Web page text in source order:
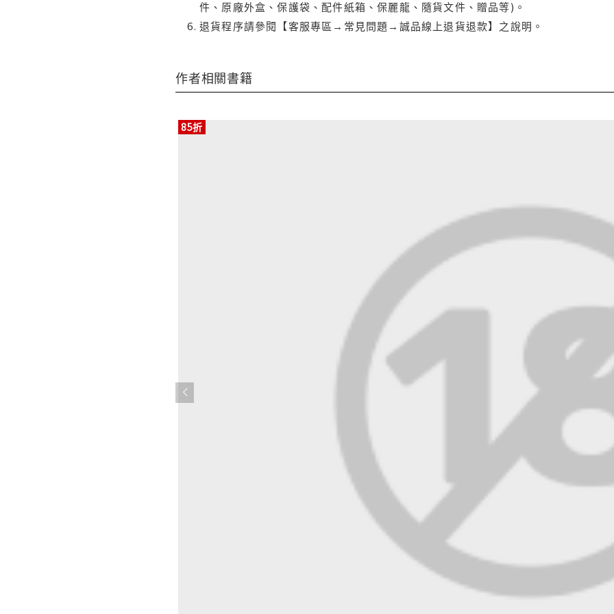
件、原廠外盒、保護袋、配件紙箱、保麗龍、隨貨文件、贈品等)。
退貨程序請參閱【客服專區→常見問題→誠品線上退貨退款】之說明。
作者相關書籍
85折